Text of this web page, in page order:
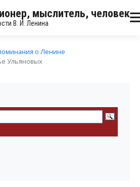
мыслитель, человек
В. И. Ленина
о Ленине
Ульяновых